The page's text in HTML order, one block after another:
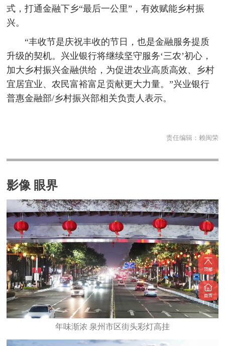
式，打通金融下乡“最后一公里”，有效赋能乡村振
兴。
“丰收节是庆祝丰收的节日，也是金融服务提质
升级的契机。兴业银行将继续坚守服务‘三农’初心，
加大乡村振兴金融供给，为促进农业高质高效、乡村
宜居宜业、农民富裕富足贡献更大力量。”兴业银行
普惠金融部/乡村振兴部相关负责人表示。
责任编辑： 赖闽荣
影像 眼界
年味渐浓 泉州市区街头彩灯高挂